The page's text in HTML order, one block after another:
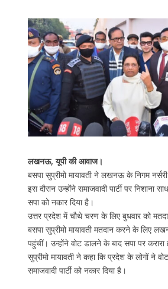
लखनऊ, यूपी की आवाज।
बसपा सुप्रीमो मायावती ने लखनऊ के निगम
इस दौरान उन्होंने समाजवादी पार्टी पर निशाना
सपा को नकार दिया है।
उत्तर प्रदेश में चौथे चरण के लिए बुधवार को
बसपा सुप्रीमो मायावती मतदान करने के लिए
पहुंचीं। उन्होंने वोट डालने के बाद सपा पर करारा
सुप्रीमो मायावती ने कहा कि प्रदेश के लोगों ने
समाजवादी पार्टी को नकार दिया है।